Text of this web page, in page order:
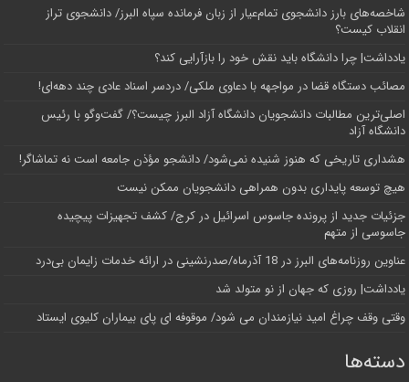
شاخصه‌های بارز دانشجوی تمام‌عیار از زبان فرمانده سپاه البرز/ دانشجوی تراز
انقلاب کیست؟
یادداشت| چرا دانشگاه باید نقش خود را بازآرایی کند؟
مصائب دستگاه قضا در مواجهه با دعاوی ملکی/ دردسر اسناد عادی چند‌ دهه‌ای!
اصلی‌ترین مطالبات دانشجویان دانشگاه آزاد البرز چیست؟/ گفت‌وگو با رئیس
دانشگاه آز‌اد
هشداری تاریخی که هنوز شنیده نمی‌شود/ دانشجو مؤذن جامعه است نه تماشاگر!
هیچ توسعه پایداری بدون همراهی دانشجویان ممکن نیست
جزئیات جدید از پرونده جاسوس اسرائیل در کرج/‌ کشف تجهیزات پیچیده
جاسوسی از متهم
عناوین روزنامه‌های البرز در ‌18 آذرماه/صدرنشینی در ارائه خدمات زایمان بی‌درد
یادداشت| روزی که جهان از نو متولد شد
وقتی وقف چراغ امید نیازمندان می شود/ موقوفه ای پای بیماران کلیوی ایستاد
دسته‌ها